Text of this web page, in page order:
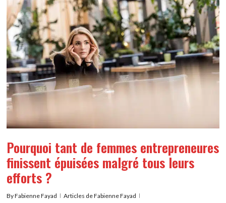
Pourquoi tant de femmes entrepreneures
finissent épuisées malgré tous leurs
efforts ?
ByFabienne Fayad Articles de Fabienne Fayad